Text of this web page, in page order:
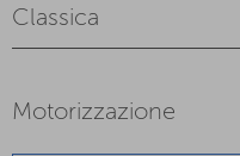
Classica
Motorizzazione